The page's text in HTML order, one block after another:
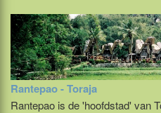
Rantepao - Toraja
Rantepao is de 'hoofdstad' van